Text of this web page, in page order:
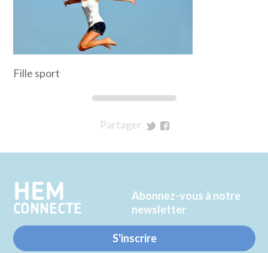
Fille sport
Partager
Twitter
Facebook
HEM
CONNECTE
Abonnez-vous à notre
newsletter
S'inscrire